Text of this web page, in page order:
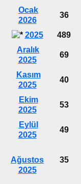
Ocak
2026
36
2025 489
Aralık
2025
69
Kasım
2025
40
Ekim
2025
53
Eylül
2025
49
Ağustos
2025
35